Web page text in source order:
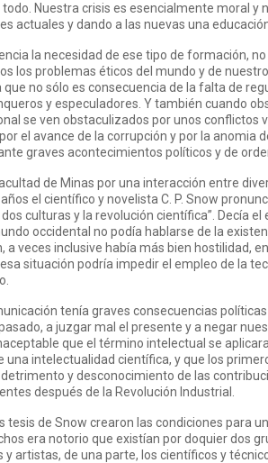
Nuestra crisis es esencialmente moral y
actuales y dando a las nuevas una educación
la necesidad de ese tipo de formación,
los problemas éticos del mundo y de
no sólo es consecuencia de la falta de
y especuladores. Y también cuando
se ven obstaculizados por unos conflictos
el avance de la corrupción y por la anomia
graves acontecimientos políticos y de
de Minas por una interacción entre
el científico y novelista C. P. Snow
culturas y la revolución científica”. Decía el
occidental no podía hablarse de la
a veces inclusive había más bien hostilidad,
situación podría impedir el empleo de la
tenía graves consecuencias políticas
a juzgar mal el presente y a negar
que el término intelectual se
una intelectualidad científica, y que los
y desconocimiento de las
después de la Revolución Industrial.
tesis de Snow crearon las condiciones para
era notorio que existían por doquier dos
artistas, de una parte, los científicos y